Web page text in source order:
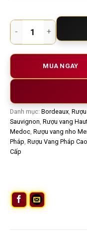
Rượu Vang Pháp
MUA NGAY
Danh mục: Bordeaux,
Sauvignon, Rượu vang
Medoc, Rượu vang nho
Pháp, Rượu Vang Pháp
Cấp